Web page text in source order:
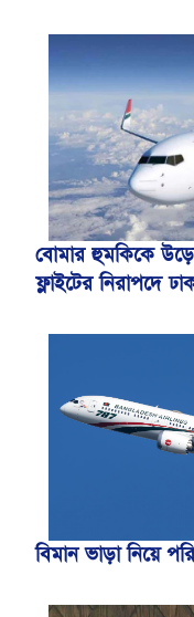
বোমার হুমকিকে
ফ্লাইটের নিরাপদে
বিমান ভাড়া নিয়ে